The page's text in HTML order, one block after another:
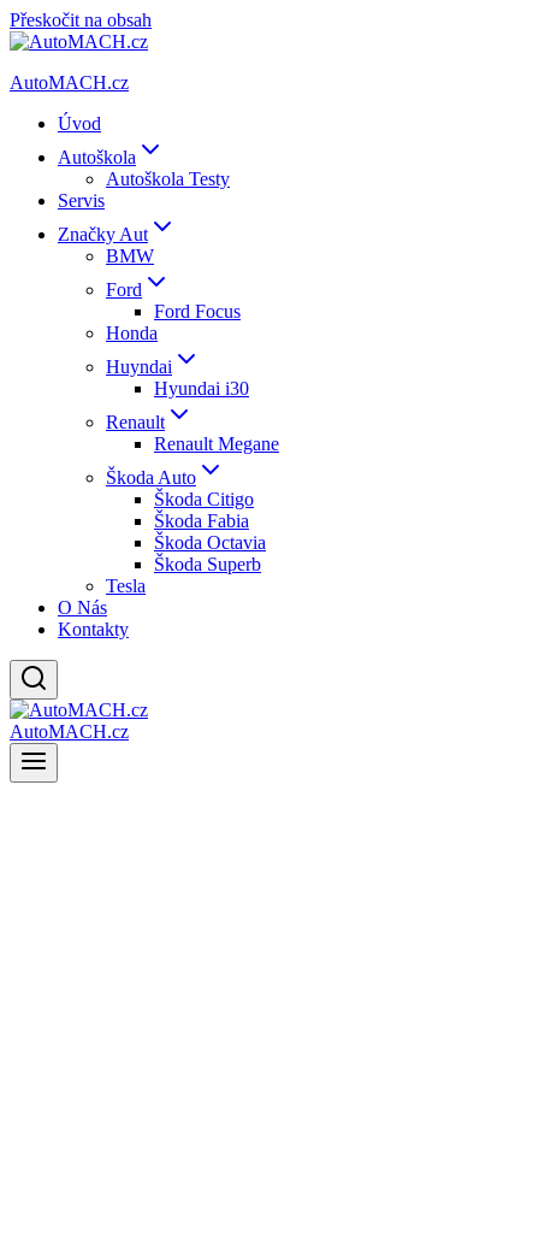
Přeskočit na obsah
AutoMACH.cz
Úvod
Autoškola
Autoškola Testy
Servis
Značky Aut
BMW
Ford
Ford Focus
Honda
Huyndai
Hyundai i30
Renault
Renault Megane
Škoda Auto
Škoda Citigo
Škoda Fabia
Škoda Octavia
Škoda Superb
Tesla
O Nás
Kontakty
AutoMACH.cz